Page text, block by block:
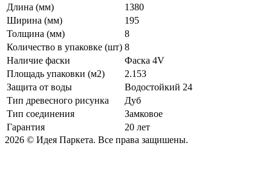
Длина (мм)
1380
Ширина (мм)
195
Толщина (мм)
8
Количество в упаковке (шт) 8
Наличие фаски
Фаска 4V
Площадь упаковки (м2)
2.153
Защита от воды
Водостойкий 24
Тип древесного рисунка
Дуб
Тип соединения
Замковое
Гарантия
20 лет
2026 © Идея Паркета. Все права защишены.